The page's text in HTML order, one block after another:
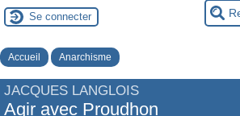
Se connecter
Accueil Anarchisme
JACQUES LANGLOIS
Agir avec Proudhon